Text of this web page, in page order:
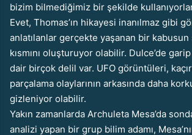
bizim bilmediğimiz bir şekilde
Evet, Thomas’ın hikayesi inanılmaz gibi
anlatılanlar gerçekte yaşanan bir
kısmını oluşturuyor olabilir. Dulce’de
dair birçok delil var. UFO görüntüleri,
parçalama olaylarının arkasında daha
gizleniyor olabilir.
Yakın zamanlarda Archuleta Mesa’da
analizi yapan bir grup bilim adamı,